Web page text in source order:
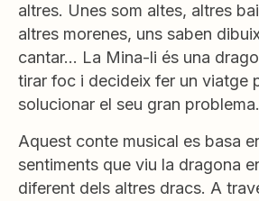
altres. Unes som altes, altres
altres morenes, uns saben
cantar… La Mina-li és una
tirar foc i decideix fer un viatge
solucionar el seu gran problema.
Aquest conte musical es basa
sentiments que viu la dragona
diferent dels altres dracs. A